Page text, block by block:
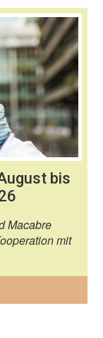
bis
Macabre
mit